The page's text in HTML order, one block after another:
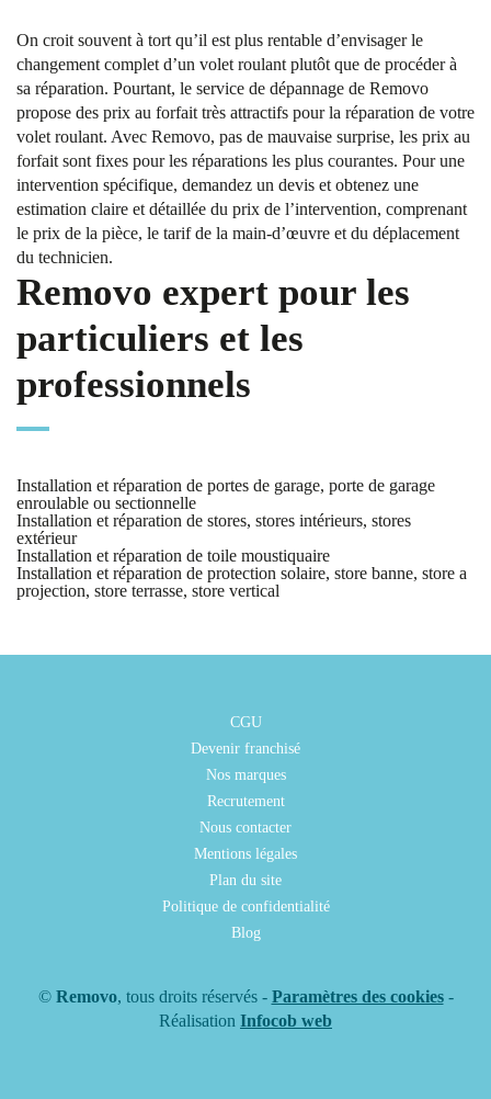
On croit souvent à tort qu’il est plus rentable d’envisager le
changement complet d’un volet roulant plutôt que de procéder à
sa réparation. Pourtant, le service de dépannage de Removo
propose des prix au forfait très attractifs pour la réparation de votre
volet roulant. Avec Removo, pas de mauvaise surprise, les prix au
forfait sont fixes pour les réparations les plus courantes. Pour une
intervention spécifique, demandez un devis et obtenez une
estimation claire et détaillée du prix de l’intervention, comprenant
le prix de la pièce, le tarif de la main-d’œuvre et du déplacement
du technicien.
Removo expert pour les
particuliers et les
professionnels
Installation et réparation de portes de garage, porte de garage
enroulable ou sectionnelle
Installation et réparation de stores, stores intérieurs, stores
extérieur
Installation et réparation de toile moustiquaire
Installation et réparation de protection solaire, store banne, store a
projection, store terrasse, store vertical
CGU
Devenir franchisé
Nos marques
Recrutement
Nous contacter
Mentions légales
Plan du site
Politique de confidentialité
Blog
© Removo, tous droits réservés - Paramètres des cookies-
Réalisation Infocob web